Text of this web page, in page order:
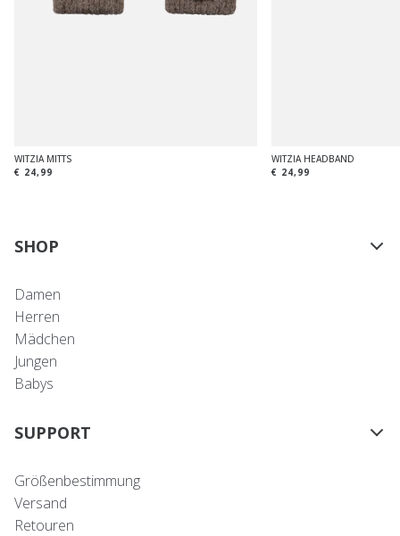
WITZIA MITTS
€ 24,99
WITZIA HEADBAND
€ 24,99
SHOP
Damen
Herren
Mädchen
Jungen
Babys
SUPPORT
Größenbestimmung
Versand
Retouren